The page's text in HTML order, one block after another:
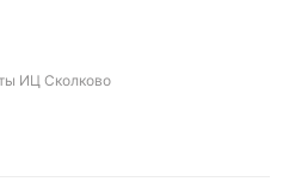
или ничью, учитывая их
ИЦ Сколково